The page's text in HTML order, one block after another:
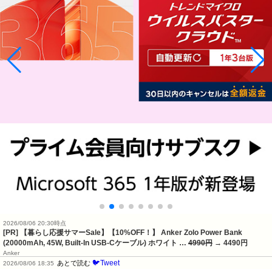
2026/08/06 20:30時点
[PR] 【暮らし応援サマーSale】【10%OFF！】 Anker Zolo Power Bank
(20000mAh, 45W, Built-In USB-Cケーブル) ホワイト … 4990円 → 4490円
Anker
2026/08/06 18:35
あとで読む 🐦Tweet